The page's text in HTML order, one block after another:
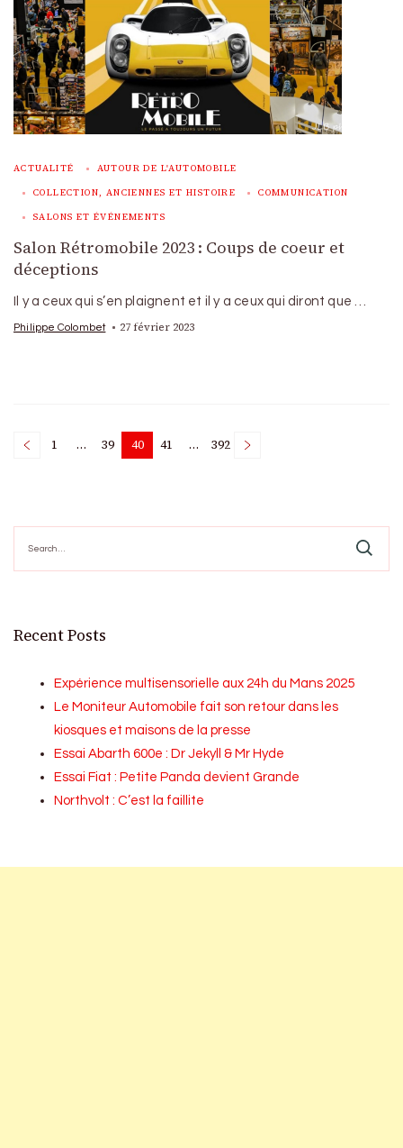
ACTUALITÉ AUTOUR DE L'AUTOMOBILE
COLLECTION, ANCIENNES ET HISTOIRE COMMUNICATION
SALONS ET ÉVÉNEMENTS
Salon Rétromobile 2023 : Coups de coeur et
déceptions
Il y a ceux qui s’en plaignent et il y a ceux qui diront que …
Philippe Colombet 27 février 2023
Posts
Page
1 … Page
39 Page
40 Page
41 … Page
392
for:
Recent Posts
Expérience multisensorielle aux 24h du Mans 2025
Le Moniteur Automobile fait son retour dans les
kiosques et maisons de la presse
Essai Abarth 600e : Dr Jekyll & Mr Hyde
Essai Fiat : Petite Panda devient Grande
Northvolt : C’est la faillite